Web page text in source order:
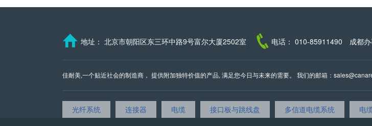
地址： 北京市朝阳区东三环中路9号富尔大厦2502室 电话： 010-85911490 成都
佳耐美,一个贴近社会的制造商， 提供附加独特价值的产品, 满足您今日与未来的需要。 我们的邮箱：
光纤系统 连接器 电缆 接口板与跳线盘 多信道电缆系统 电